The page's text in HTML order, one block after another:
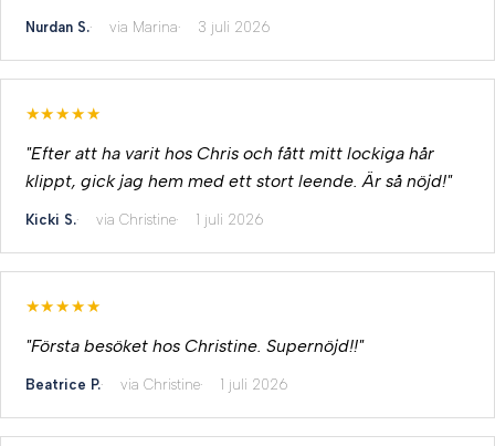
Nurdan S. via Marina 3 juli 2026
★★★★★
"Efter att ha varit hos Chris och fått mitt lockiga hår
klippt, gick jag hem med ett stort leende. Är så nöjd!"
Kicki S. via Christine 1 juli 2026
★★★★★
"Första besöket hos Christine. Supernöjd!!"
Beatrice P. via Christine 1 juli 2026